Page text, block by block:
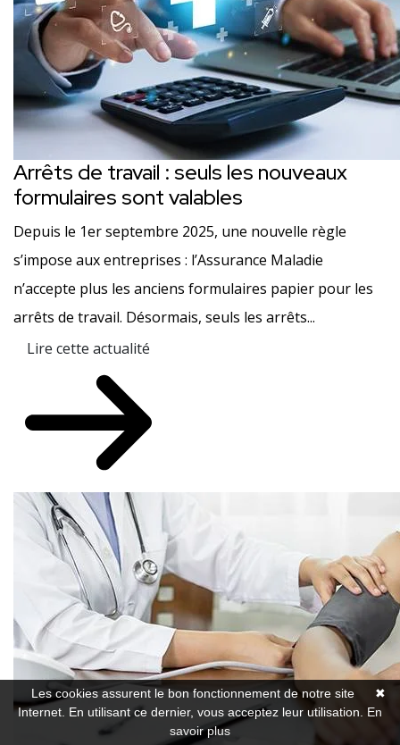
Arrêts de travail : seuls les nouveaux
formulaires sont valables
Depuis le 1er septembre 2025, une nouvelle règle
s’impose aux entreprises : l’Assurance Maladie
n’accepte plus les anciens formulaires papier pour les
arrêts de travail. Désormais, seuls les arrêts...
Lire cette actualité
✖
Les cookies assurent le bon fonctionnement de notre site
Internet. En utilisant ce dernier, vous acceptez leur utilisation. En
savoir plus